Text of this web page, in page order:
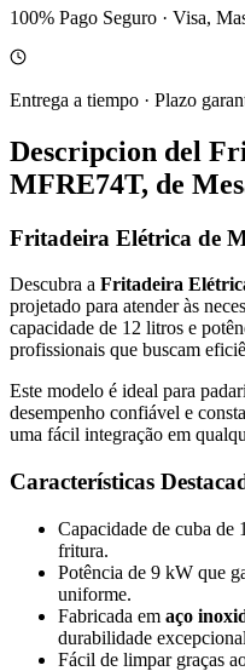
100% Pago Seguro · Visa,
Entrega a tiempo · Plazo
Descripcion del
MFRE74T, de
Fritadeira Elétrica de
Descubra a Fritadeira
projetado para atender às
capacidade de 12 litros e
profissionais que buscam
Este modelo é ideal para
desempenho confiável e
uma fácil integração em
Características
Capacidade de cuba de
fritura.
Potência de 9 kW que
uniforme.
Fabricada em aço
durabilidade
Fácil de limpar graças